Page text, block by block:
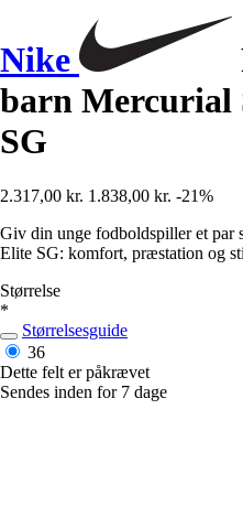
Nike
barn Mercurial
SG
2.317,00 kr. 1.838,00 kr. -21%
Giv din unge fodboldspiller et par
Elite SG: komfort, præstation og
Størrelse
*
Størrelsesguide
36
Dette felt er påkrævet
Sendes inden for 7 dage